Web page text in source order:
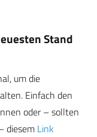
Stand
um die
Einfach den
oder – sollten
diesem Link